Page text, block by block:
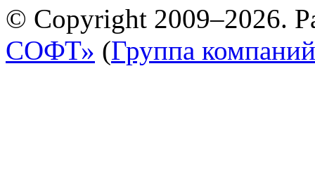
© Copyright 2009–2026.
СОФТ» (Группа